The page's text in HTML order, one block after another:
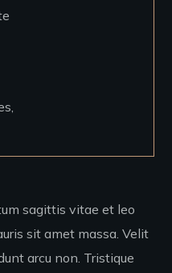
sagittis vitae et leo
sit amet massa. Velit
arcu non. Tristique